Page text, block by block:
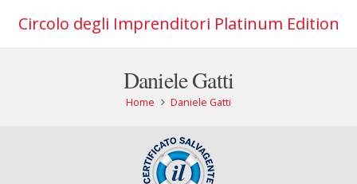
Circolo degli Imprenditori Platinum Edition
Daniele Gatti
Home Daniele Gatti